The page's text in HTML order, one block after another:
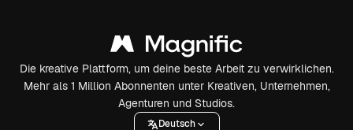
Die kreative Plattform, um deine beste Arbeit zu verwirklichen.
Mehr als 1 Million Abonnenten unter Kreativen, Unternehmen,
Agenturen und Studios.
Deutsch